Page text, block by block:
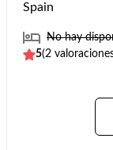
Spain
No hay
5(2